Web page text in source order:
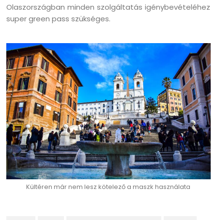
Olaszországban minden szolgáltatás igénybevételéhez
super green pass szükséges.
Kültéren már nem lesz kötelező a maszk használata